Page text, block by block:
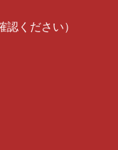
ください）